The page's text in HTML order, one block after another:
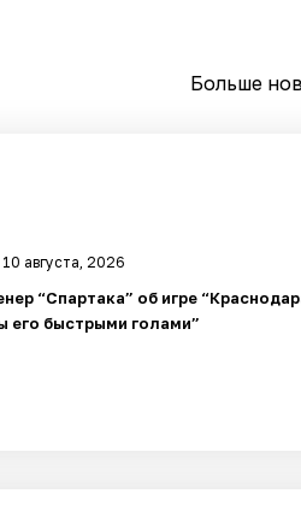
Больше
августа, 2026
“Спартака” об игре
его быстрыми голами”